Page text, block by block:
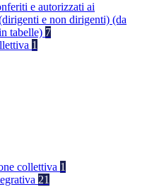
e autorizzati ai
e non dirigenti) (da
tabelle) 7
1
collettiva 1
21